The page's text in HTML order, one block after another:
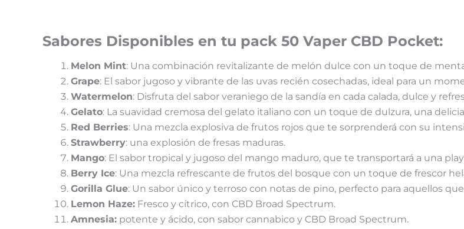
Sabores Disponibles en tu pack 50 Vaper CBD Pocket:
Melon Mint: Una combinación revitalizante de melón dulce con un toque de
Grape: El sabor jugoso y vibrante de las uvas recién cosechadas, ideal para un
Watermelon: Disfruta del sabor veraniego de la sandía en cada calada, dulce y
Gelato: La suavidad cremosa del gelato italiano con un toque de dulzura, una
Red Berries: Una mezcla explosiva de frutos rojos que te sorprenderá con su
Strawberry: una explosión de fresas maduras.
Mango: El sabor tropical y jugoso del mango maduro, que te transportará a una
Berry Ice: Una mezcla refrescante de frutos del bosque con un toque de frescor
Gorilla Glue: Un sabor único y terroso con notas de pino, perfecto para aquellos
Lemon Haze: Fresco y cítrico, con CBD Broad Spectrum.
Amnesia: potente y ácido, con sabor cannabico y CBD Broad Spectrum.